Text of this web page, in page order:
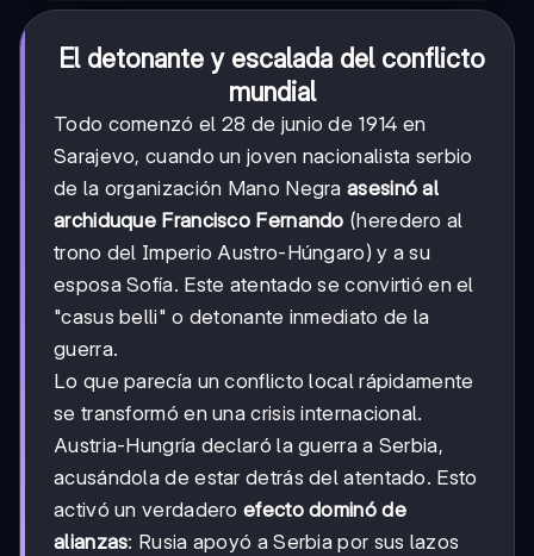
El detonante y escalada del conflicto
mundial
Todo comenzó el 28 de junio de 1914 en
Sarajevo, cuando un joven nacionalista serbio
de la organización Mano Negraasesinó al
archiduque Francisco Fernando (heredero al
trono del Imperio Austro-Húngaro) y a su
esposa Sofía. Este atentado se convirtió en el
"casus belli" o detonante inmediato de la
guerra.
Lo que parecía un conflicto local rápidamente
se transformó en una crisis internacional.
Austria-Hungría declaró la guerra a Serbia,
acusándola de estar detrás del atentado. Esto
activó un verdaderoefecto dominó de
alianzas: Rusia apoyó a Serbia por sus lazos